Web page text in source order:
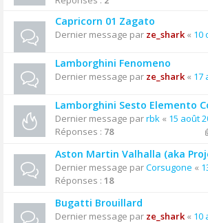
Capricorn 01 Zagato
Dernier message par ze_shark« 10
Lamborghini Fenomeno
Dernier message par ze_shark« 17
Lamborghini Sesto Elemento
Dernier message parrbk « 15 août
Réponses : 78
Aston Martin Valhalla (aka
Dernier message parCorsugone «
Réponses : 18
Bugatti Brouillard
Dernier message par ze_shark« 10